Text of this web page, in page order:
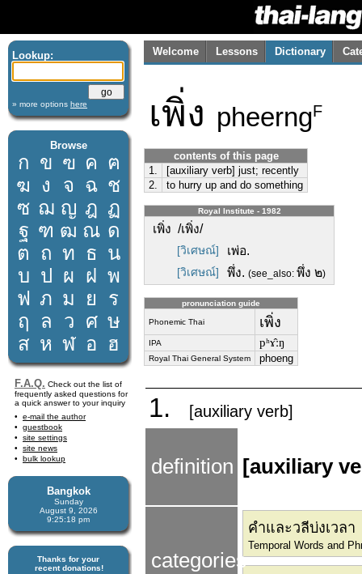
Lookup:
» more options here
Browse
ก ข ฃ ค ฅ
ฆ ง จ ฉ ช
ซ ฌ ญ ฎ ฏ
ฐ ฑ ฒ ณ ด
ต ถ ท ธ น
บ ป ผ ฝ พ
ฟ ภ ม ย
ร
ฤ
ล ว ศ ษ
ส ห ฬ อ ฮ
F.A.Q. Check out the list of
frequently asked questions for
a quick answer to your inquiry
e-mail the author
guestbook
site settings
site news
bulk lookup
Bangkok
Sunday
August 9, 2026
9:25:19 pm
Thanks for your
recent donations!
Welcome Lessons Dictionary
เพิ่ง pheerngF
contents of this page
1.
[auxiliary verb] just; recently
2.
to hurry up and do something
Royal Institute - 1982
เพิ่ง /เพิ่ง/
[วิเศษณ์] เพ่อ.
[วิเศษณ์] พึ่ง. (see_also: พึ่ง ๒)
pronunciation guide
Phonemic Thai เพิ่ง
IPA pʰɤ̂ːŋ
Royal Thai General System phoeng
1. [auxiliary verb]
definition [auxiliary
categories
คำและวลีบ่งเวลา
Temporal Words and